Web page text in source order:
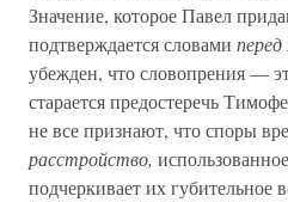
Значение, которое Павел
подтверждается словами перед
убежден, что словопрения —
старается предостеречь
не все признают, что споры
расстройство,
подчеркивает их губительное